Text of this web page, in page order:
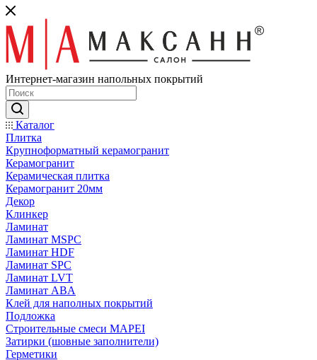
Интернет-магазин напольных покрытий
Каталог
Плитка
Крупноформатный керамогранит
Керамогранит
Керамическая плитка
Керамогранит 20мм
Декор
Клинкер
Ламинат
Ламинат MSPC
Ламинат HDF
Ламинат SPC
Ламинат LVT
Ламинат ABA
Клей для наполных покрытий
Подложка
Строительные смеси MAPEI
Затирки (шовные заполнители)
Герметики